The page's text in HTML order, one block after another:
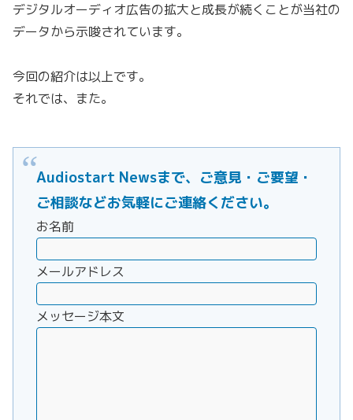
デジタルオーディオ広告の拡大と成長が続くことが当社の
データから示唆されています。
今回の紹介は以上です。
それでは、また。
Audiostart Newsまで、ご意見・ご要望・
ご相談などお気軽にご連絡ください。
お名前
メールアドレス
メッセージ本文